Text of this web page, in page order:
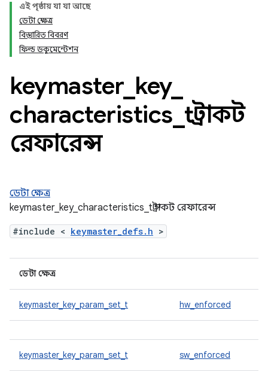
এই পৃষ্ঠায় যা যা আছে
ডেটা ক্ষেত্র
বিস্তারিত বিবরণ
ফিল্ড ডকুমেন্টেশন
keymaster_ key_
characteristics t স্ট্রাকট
রেফারেন্স
ডেটা ক্ষেত্র
keymaster_key_characteristics_t স্ট্রাকট রেফারেন্স
#include < keymaster_defs.h >
ডেটা ক্ষেত্র
keymaster_key_param_set_t hw_enforced
keymaster_key_param_set_t sw_enforced